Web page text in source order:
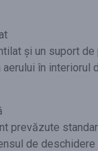
și un suport de
în interiorul
prevăzute
de